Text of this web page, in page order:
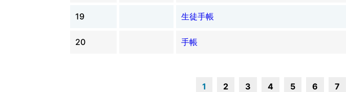
19 生徒手帳
20 手帳
1 2 3 4 5 6 7